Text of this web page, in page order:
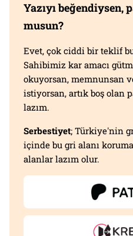
Yazıyı beğendiysen,
musun?
Evet, çok ciddi bir teklif
Sahibimiz kar amacı
okuyorsan, memnunsan
istiyorsan, artık boş olan
lazım.
Serbestiyet; Türkiye'nin
içinde bu gri alanı
alanlar lazım olur.